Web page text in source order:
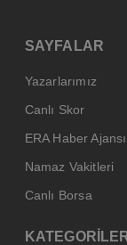
SAYFALAR
Yazarlarımız
Canlı Skor
ERA Haber Ajansı
Namaz Vakitleri
Canlı Borsa